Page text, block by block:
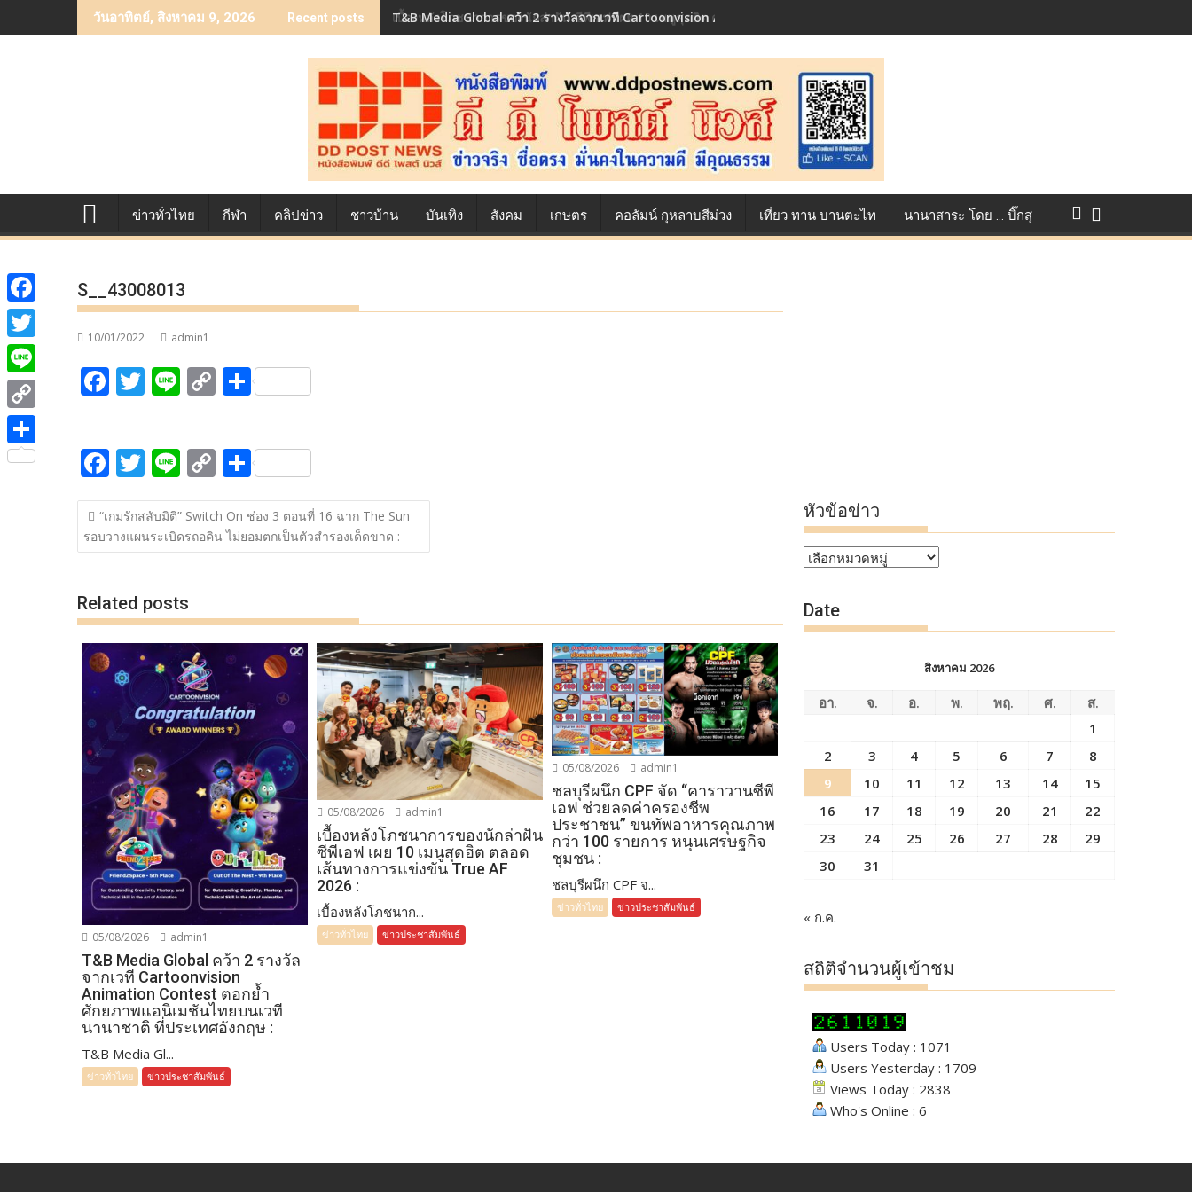
to
วันอาทิตย์, สิงหาคม 9, 2026 Recent posts เบื้องหลังโภชนาการของนักล่าฝัน ซีพีเอฟ เผย 10 เมนูสุดฮิต ตลอดเส้นทางการแข่งขัน True AF 2026 :
ข่าวทั่วไทย กีฬา คลิปข่าว ชาวบ้าน บันเทิง สังคม เกษตร คอลัมน์ กุหลาบสีม่วง เที่ยว ทาน บานตะไท นานาสาระ โดย … บิ๊กสุ
S__43008013
10/01/2022 admin1
F
ac
b
o
o
k
T
w
er
Li
n
C
o
y
Li
n
k
S
h
e
F
ac
e
b
o
k
T
w
itt
er
Li
n
e
C
o
p
y
k
S
h
ar
e
แนะแนว
เรื่อง
“เกมรักสลับมิติ” Switch On ช่อง 3 ตอนที่ 16 ฉาก The Sun
รอบวางแผนระเบิดรถอคิน ไม่ยอมตกเป็นตัวสำรองเด็ดขาด :
Related posts
05/08/2026 admin1
T&B Media Global คว้า 2 รางวัล
จากเวที Cartoonvision
Animation Contest ตอกย้ำ
ศักยภาพแอนิเมชันไทยบนเวที
นานาชาติ ที่ประเทศอังกฤษ :
T&B Media Gl...
ข่าวทั่วไทย ข่าวประชาสัมพันธ์
05/08/2026 admin1
เบื้องหลังโภชนาการของนักล่าฝัน
ซีพีเอฟ เผย 10 เมนูสุดฮิต ตลอด
เส้นทางการแข่งขัน True AF
2026 :
เบื้องหลังโภชนาก...
ข่าวทั่วไทย ข่าวประชาสัมพันธ์
05/08/2026 admin1
ชลบุรีผนึก CPF จัด “คาราวานซีพี
เอฟ ช่วยลดค่าครองชีพ
ประชาชน” ขนทัพอาหารคุณภาพ
กว่า 100 รายการ หนุนเศรษฐกิจ
ชุมชน :
ชลบุรีผนึก CPF จ...
ข่าวทั่วไทย ข่าวประชาสัมพันธ์
หัวข้อข่าว
หัวข้อ
Date
สิงหาคม 2026
อา. จ. อ. พ. พฤ. ศ.
ส.
1
2
3 4 5 6 7
8
9
10 11 12 13 14
15
16
17 18 19 20 21
22
23
24 25 26 27 28
29
30
31
« ก.ค.
สถิติจำนวนผู้เข้าชม
Users Today : 1071
Users Yesterday : 1709
Views Today : 2838
Who's Online : 6
F
a
c
e
b
o
T
w
i
t
t
L
i
n
C
o
S